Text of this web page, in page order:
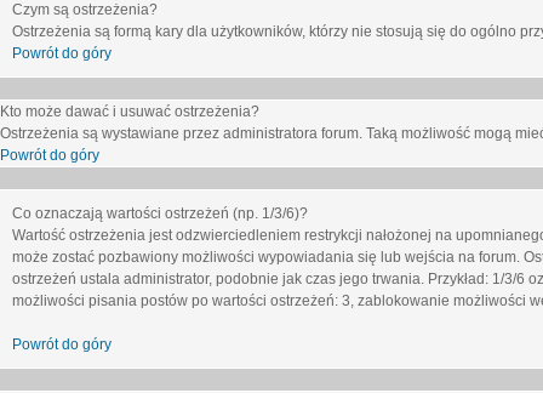
Czym są ostrzeżenia?
Ostrzeżenia są formą kary dla użytkowników, którzy nie stosują się do ogólno
Powrót do góry
Kto może dawać i usuwać ostrzeżenia?
Ostrzeżenia są wystawiane przez administratora forum. Taką możliwość mogą
Powrót do góry
Co oznaczają wartości ostrzeżeń (np. 1/3/6)?
Wartość ostrzeżenia jest odzwierciedleniem restrykcji nałożonej na
może zostać pozbawiony możliwości wypowiadania się lub wejścia na forum.
ostrzeżeń ustala administrator, podobnie jak czas jego trwania. Przykład: 1/3/6
możliwości pisania postów po wartości ostrzeżeń: 3, zablokowanie możliwości
Powrót do góry